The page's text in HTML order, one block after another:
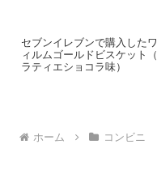
セブンイレブンで購入した
ィルムゴールドビスケット
ラティエショコラ味）
ホーム コンビニ